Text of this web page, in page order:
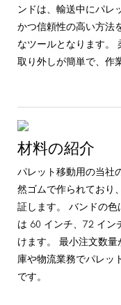
ンドは、輸送中にパレ
かつ信頼性の高い方法
なツールとなります。
取り外しが簡単で、作
材料の紹介
パレット移動用の当社
然ゴムで作られており
証します。 バンドの
は 60 インチ、72 イン
けます。 最小注文数
庫や物流業務でパレッ
です。